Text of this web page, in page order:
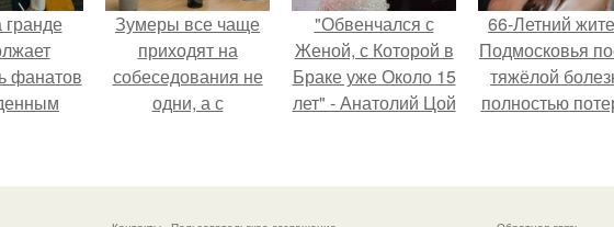
фанатов
Зумеры все чаще
приходят на
собеседования не
одни, а с
"Обвенчался с
Женой, с Которой в
Браке уже Около 15
лет" - Анатолий Цой
"тайной свадьбой".
66-Летний
Подмосковья
тяжёлой
полностью